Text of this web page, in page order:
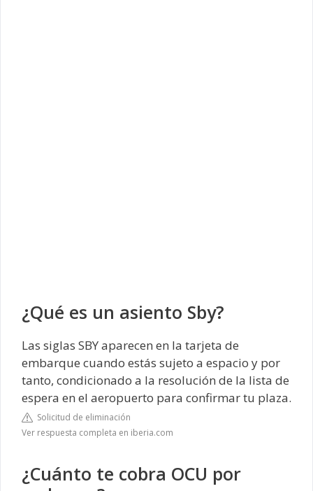
¿Qué es un asiento Sby?
Las siglas SBY aparecen en la tarjeta de
embarque cuando estás sujeto a espacio y por
tanto, condicionado a la resolución de la lista de
espera en el aeropuerto para confirmar tu plaza.
Solicitud de eliminación
Ver respuesta completa en iberia.com
¿Cuánto te cobra OCU por